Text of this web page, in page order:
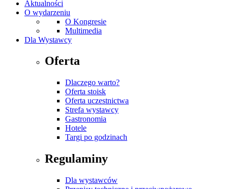
Aktualności
O wydarzeniu
O Kongresie
Multimedia
Dla Wystawcy
Oferta
Dlaczego warto?
Oferta stoisk
Oferta uczestnictwa
Strefa wystawcy
Gastronomia
Hotele
Targi po godzinach
Regulaminy
Dla wystawców